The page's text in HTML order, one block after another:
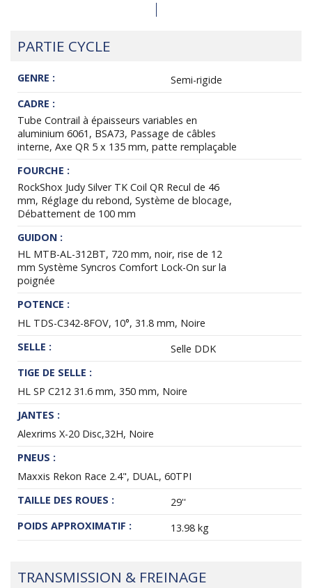
PARTIE CYCLE
GENRE :
Semi-rigide
CADRE :
Tube Contrail à épaisseurs variables en
aluminium 6061, BSA73, Passage de câbles
interne, Axe QR 5 x 135 mm, patte remplaçable
FOURCHE :
RockShox Judy Silver TK Coil QR Recul de 46
mm, Réglage du rebond, Système de blocage,
Débattement de 100 mm
GUIDON :
HL MTB-AL-312BT, 720 mm, noir, rise de 12
mm Système Syncros Comfort Lock-On sur la
poignée
POTENCE :
HL TDS-C342-8FOV, 10°, 31.8 mm, Noire
SELLE :
Selle DDK
TIGE DE SELLE :
HL SP C212 31.6 mm, 350 mm, Noire
JANTES :
Alexrims X-20 Disc,32H, Noire
PNEUS :
Maxxis Rekon Race 2.4", DUAL, 60TPI
TAILLE DES ROUES :
29''
POIDS APPROXIMATIF :
13.98 kg
TRANSMISSION & FREINAGE